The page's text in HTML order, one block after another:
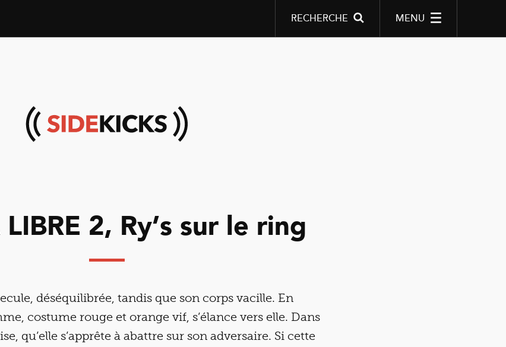
MENU
RECHERCHE
2, Ry’s sur le ring
déséquilibrée, tandis que son corps vacille. En
costume rouge et orange vif, s’élance vers elle. Dans
qu’elle s’apprête à abattre sur son adversaire. Si cette